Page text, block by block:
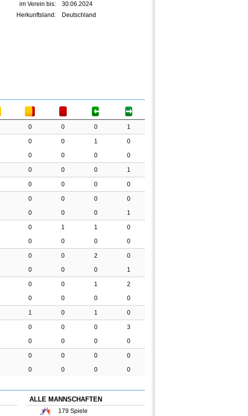
im Verein bis:
30.06.2024
Herkunftsland:
Deutschland
0 0 0 1
0 0 1
0
0 0 0 0
0 0 0 1
0 0 0 0
0 0 0
0
0 0 0 1
0 1 1
0
0 0 0 0
0 0 2
0
0 0 0 1
0 0 1
2
0 0 0 0
1 0 1 0
0 0 0
3
0 0 0 0
0 0 0
0
0 0 0 0
ALLE MANNSCHAFTEN
179 Spiele